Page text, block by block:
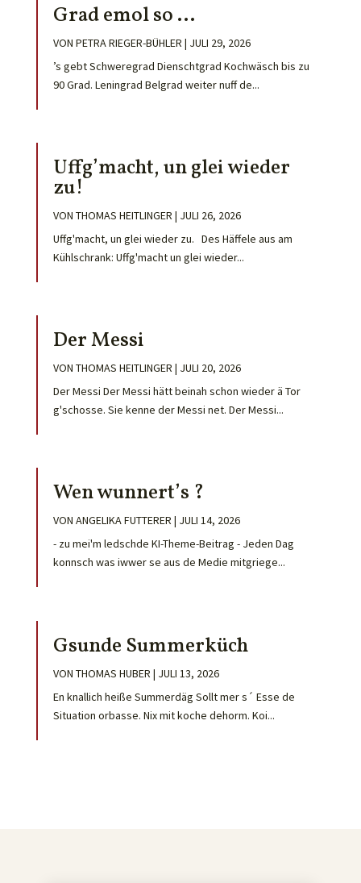
Grad emol so …
VON PETRA RIEGER-BÜHLER | JULI 29, 2026
’s gebt Schweregrad Dienschtgrad Kochwäsch bis zu
90 Grad. Leningrad Belgrad weiter nuff de...
Uffg’macht, un glei wieder
zu!
VON THOMAS HEITLINGER | JULI 26, 2026
Uffg'macht, un glei wieder zu. Des Häffele aus am
Kühlschrank: Uffg'macht un glei wieder...
Der Messi
VON THOMAS HEITLINGER | JULI 20, 2026
Der Messi Der Messi hätt beinah schon wieder ä Tor
g'schosse. Sie kenne der Messi net. Der Messi...
Wen wunnert’s ?
VON ANGELIKA FUTTERER | JULI 14, 2026
- zu mei'm ledschde KI-Theme-Beitrag - Jeden Dag
konnsch was iwwer se aus de Medie mitgriege...
Gsunde Summerküch
VON THOMAS HUBER | JULI 13, 2026
En knallich heiße Summerdäg Sollt mer s´ Esse de
Situation orbasse. Nix mit koche dehorm. Koi...